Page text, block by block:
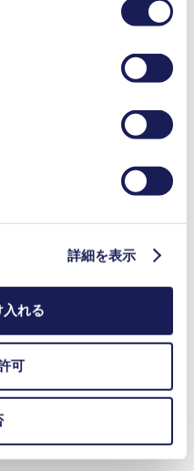
ます。お客様の同意登
されている「Cookies」
を外していただけば、い
す。
の[プライバシーポリシ
詳細を表示
れる
可
の移送